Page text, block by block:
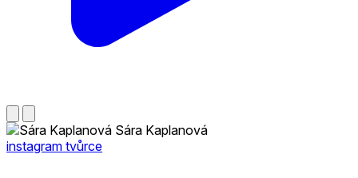
Sára Kaplanová
instagram tvůrce